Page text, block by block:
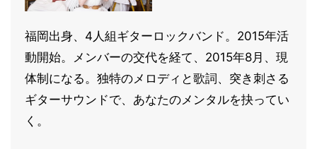
福岡出身、4人組ギターロックバンド。2015年活
動開始。メンバーの交代を経て、2015年8月、現
体制になる。独特のメロディと歌詞、突き刺さる
ギターサウンドで、あなたのメンタルを抉ってい
く。